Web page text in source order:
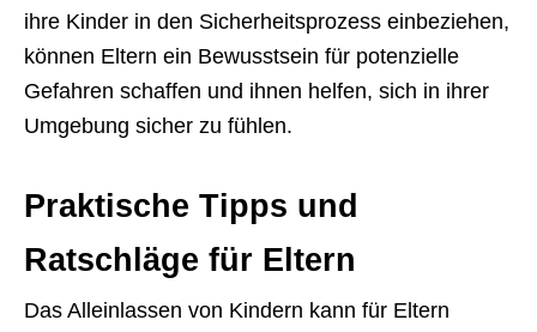
ihre Kinder in den Sicherheitsprozess einbeziehen,
können Eltern ein Bewusstsein für potenzielle
Gefahren schaffen und ihnen helfen, sich in ihrer
Umgebung sicher zu fühlen.
Praktische Tipps und
Ratschläge für Eltern
Das Alleinlassen von Kindern kann für Eltern